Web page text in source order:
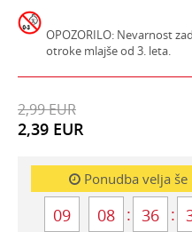
OPOZORILO: Nevarnost
otroke mlajše od 3. leta.
2,99EUR
2,39 EUR
Ponudba velja še
09 08 36